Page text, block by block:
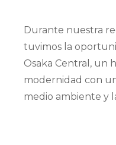
Durante nuestra
tuvimos la
Osaka Central, un
modernidad con
medio ambiente y